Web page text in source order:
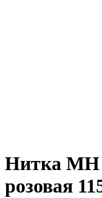
Нитка МН
розовая